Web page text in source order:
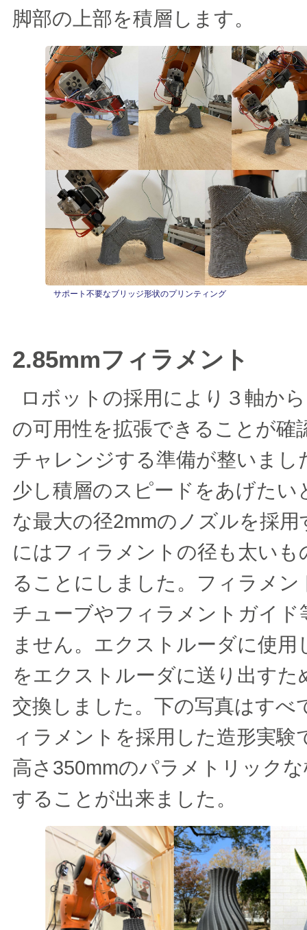
脚部の上部を積層します。
サポート不要なブリッジ形状のプリンティング
2.85mmフィラメント
ロボットの採用により３軸か
の可用性を拡張できることが
チャレンジする準備が整いま
少し積層のスピードをあげた
な最大の径2mmのノズルを採
にはフィラメントの径も太い
ることにしました。フィラメ
チューブやフィラメントガイ
ません。エクストルーダに使
をエクストルーダに送り出す
交換しました。下の写真はすべ
ィラメントを採用した造形実
高さ350mmのパラメトリック
することが出来ました。